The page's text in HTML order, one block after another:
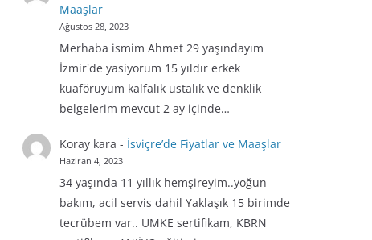
Maaşlar
Ağustos 28, 2023
Merhaba ismim Ahmet 29 yaşındayım
İzmir'de yasiyorum 15 yıldır erkek
kuaföruyum kalfalık ustalık ve denklik
belgelerim mevcut 2 ay içinde…
Koray kara - İsviçre’de Fiyatlar ve Maaşlar
Haziran 4, 2023
34 yaşında 11 yıllık hemşireyim..yoğun
bakım, acil servis dahil Yaklaşık 15 birimde
tecrübem var.. UMKE sertifikam, KBRN